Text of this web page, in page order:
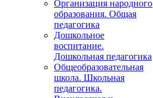
Организация народного
образования. Общая
педагогика
Дошкольное
воспитание.
Дошкольная педагогика
Общеобразовательная
школа. Школьная
педагогика.